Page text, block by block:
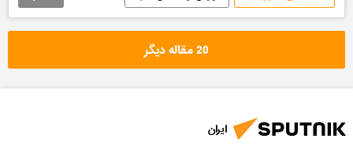
ایران
آمریکا سیاسی
20 مقاله دیگر
ایران